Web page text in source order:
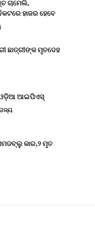
ଚାମେଲି,
ହାଜର ହେବେ
ଛାତ୍ରୀଙ୍କ ମୃତଦେହ
ଓଡ଼ିଆ ଆଇପିଏସ୍
କାର,୨ ମୃତ